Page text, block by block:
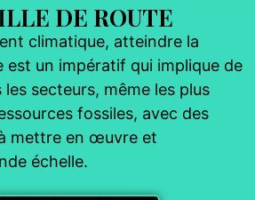
DE ROUTE
climatique, atteindre la
est un impératif qui implique de
secteurs, même les plus
fossiles, avec des
mettre en œuvre et
échelle.